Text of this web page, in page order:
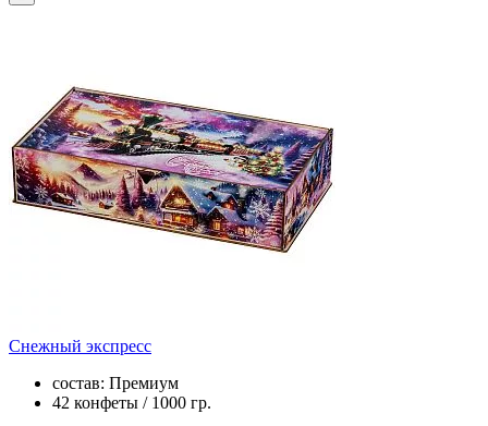
Снежный экспресс
состав: Премиум
42 конфеты / 1000 гр.